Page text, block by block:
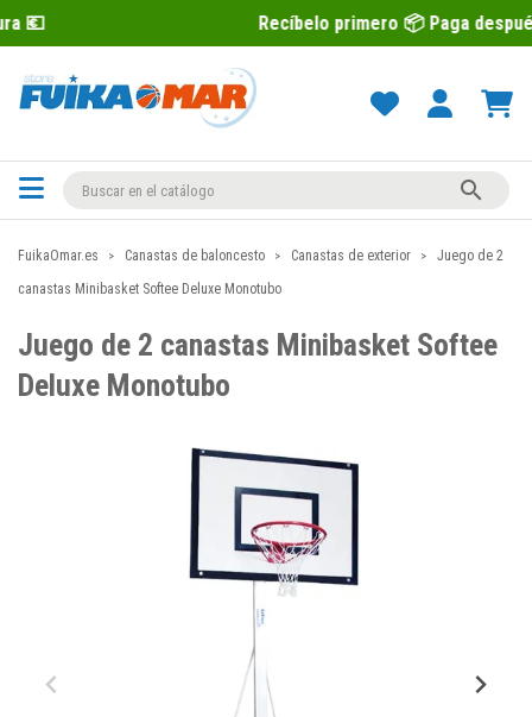
Recíbelo primero 📦 Paga después con Sequra

FuikaOmar.es Canastas de baloncesto Canastas de exterior
Juego de 2
canastas Minibasket Softee Deluxe Monotubo
Juego de 2 canastas Minibasket Softee
Deluxe Monotubo